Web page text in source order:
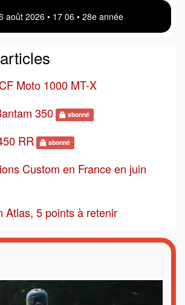
août 2026 • 17 06 • 28e année
Moto 1000 MT-X
350
abonné
RR abonné
Custom en France en juin
Atlas, 5 points à retenir